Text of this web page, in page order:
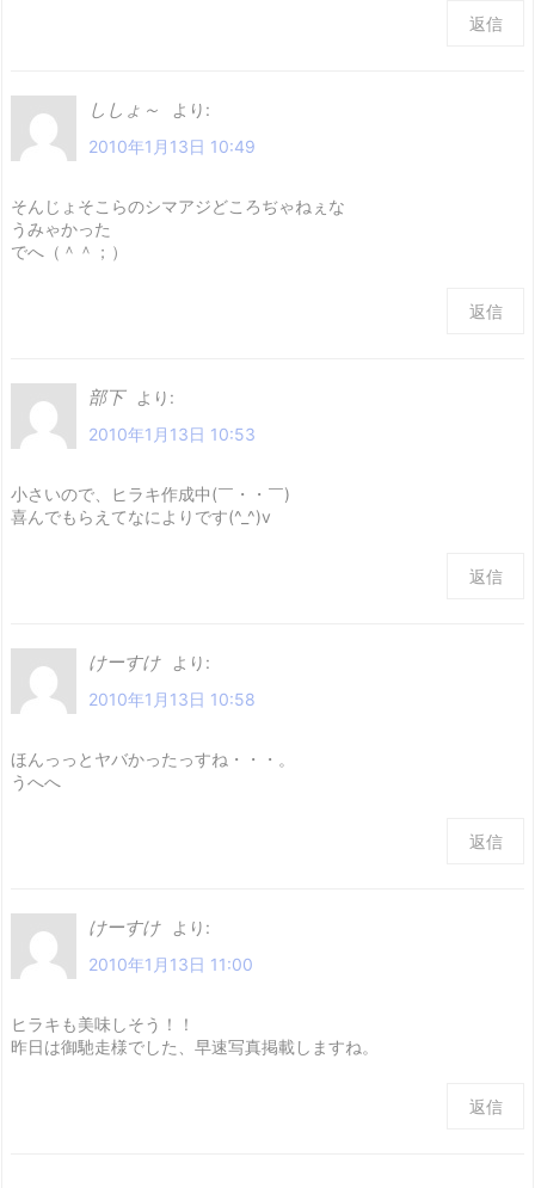
返信
ししょ～
より:
2010年1月13日 10:49
そんじょそこらのシマアジどころぢゃねぇな
うみゃかった
でへ（＾＾；）
返信
部下
より:
2010年1月13日 10:53
小さいので、ヒラキ作成中(￣・・￣)
喜んでもらえてなによりです(^_^)v
返信
けーすけ
より:
2010年1月13日 10:58
ほんっっとヤバかったっすね・・・。
うへへ
返信
けーすけ
より:
2010年1月13日 11:00
ヒラキも美味しそう！！
昨日は御馳走様でした、早速写真掲載しますね。
返信